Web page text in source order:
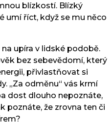
blízkostí. Blízký
umí říct, když se mu něco
upíra v lidské podobě.
bez sebevědomí, který
přivlastňovat si
„Za odměnu“ vás krmí
dost dlouho nepoznáte,
poznáte, že zrovna ten či